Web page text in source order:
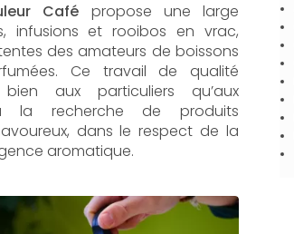
Café propose une large
infusions et rooibos en vrac,
des amateurs de boissons
Ce travail de qualité
bien aux particuliers qu’aux
la recherche de produits
dans le respect de la
aromatique.